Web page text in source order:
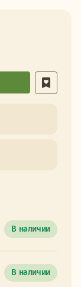
В наличии
В наличии